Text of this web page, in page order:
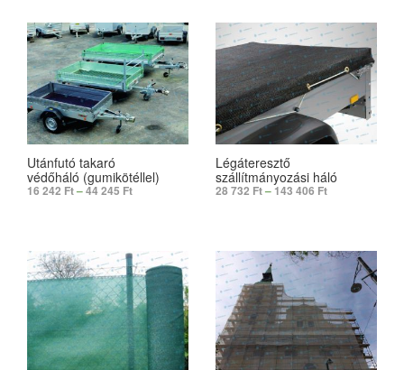
Utánfutó takaró
védőháló (gumikötéllel)
16 242 Ft–44 245 Ft
Légáteresztő
szállítmányozási háló
28 732 Ft– 143 406 Ft